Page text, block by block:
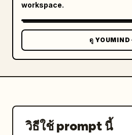
workspace.
ดู YOUMIND
วิธีใช้ prompt นี้